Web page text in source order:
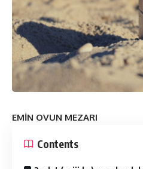
EMİN OVUN MEZARI
Contents